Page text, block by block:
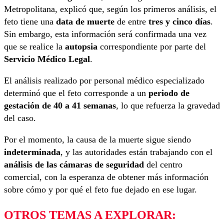
Metropolitana, explicó que, según los primeros análisis, el
feto tiene una data de muerte de entre tres y cinco días.
Sin embargo, esta información será confirmada una vez
que se realice la autopsia correspondiente por parte del
Servicio Médico Legal.
El análisis realizado por personal médico especializado
determinó que el feto corresponde a un periodo de
gestación de 40 a 41 semanas, lo que refuerza la gravedad
del caso.
Por el momento, la causa de la muerte sigue siendo
indeterminada, y las autoridades están trabajando con el
análisis de las cámaras de seguridad del centro
comercial, con la esperanza de obtener más información
sobre cómo y por qué el feto fue dejado en ese lugar.
OTROS TEMAS A EXPLORAR: